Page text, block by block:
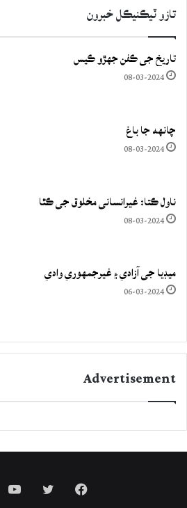
تازو ٽيڪنيڪل خبرون
تاريخ جي ڪفن جھڙو ڪيس
08-03-2024
چانهه جا باغ
08-03-2024
ناول ڪتا: غيرانساني مخلوق جي ڪٿا
08-03-2024
ميڊيا جي آزادي ۽ غيرجمھوري وادي
06-03-2024
Advertisement
Facebook
Twitter